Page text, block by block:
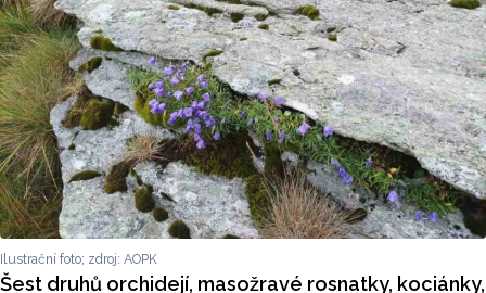
Ilustrační foto; zdroj: AOPK
Šest druhů orchidejí, masožravé rosnatky, kociánky,